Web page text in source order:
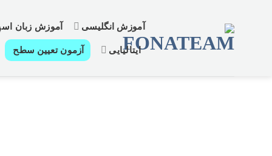
آموزش انگلیسی آموزش زبان
ایتالیایی آزمون تعیین سطح